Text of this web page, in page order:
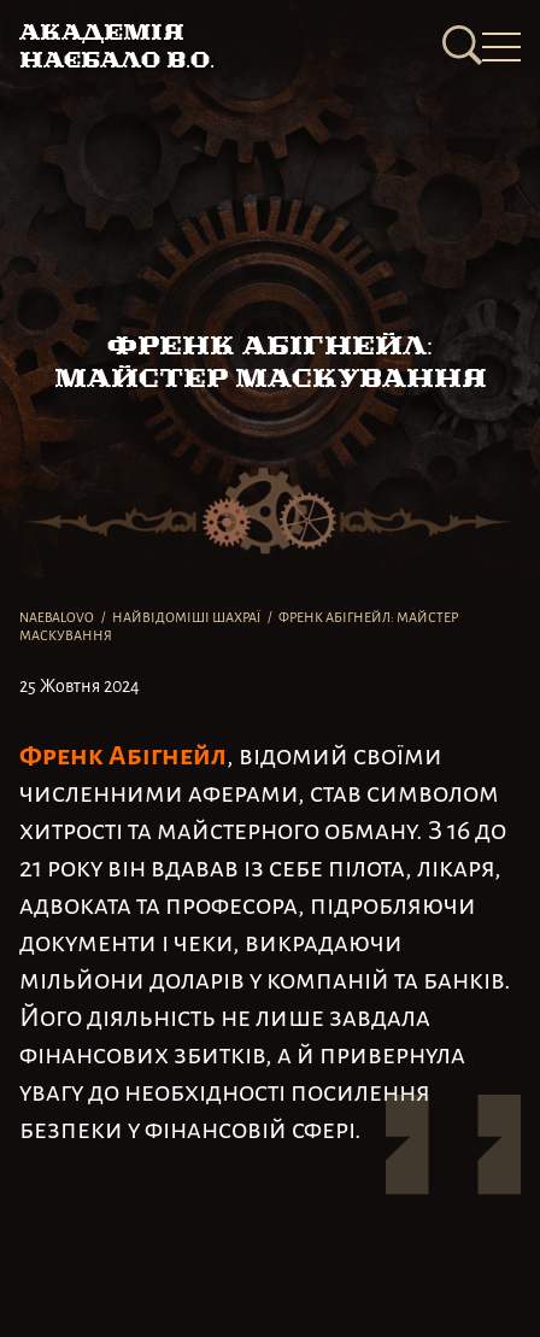
Академія
Наєбало В.О.
Френк Абігнейл:
Майстер маскування
NAEBALOVO / НАЙВІДОМІШІ ШАХРАЇ / ФРЕНК АБІГНЕЙЛ: МАЙСТЕР
МАСКУВАННЯ
25 Жовтня 2024
Френк Абігнейл, відомий своїми
численними аферами, став символом
хитрості та майстерного обману. З 16 до
21 року він вдавав із себе пілота, лікаря,
адвоката та професора, підробляючи
документи і чеки, викрадаючи
мільйони доларів у компаній та банків.
Його діяльність не лише завдала
фінансових збитків, а й привернула
увагу до необхідності посилення
безпеки у фінансовій сфері.